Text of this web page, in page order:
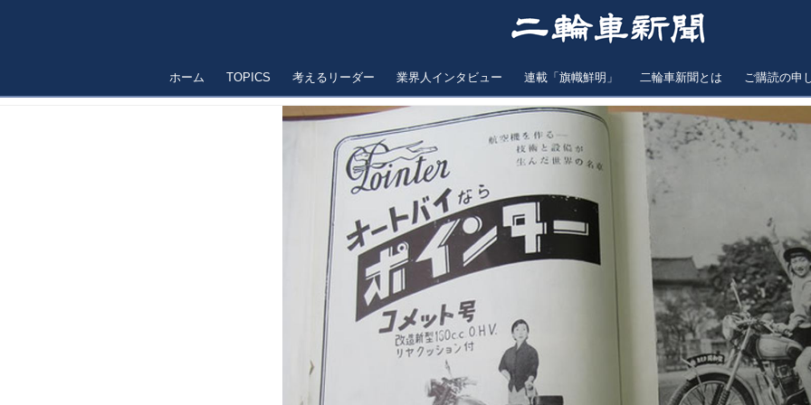
ホーム TOPICS 考えるリーダー 業界人インタビュー 連載「旗幟鮮明」 二輪車新聞とは ご購読の申